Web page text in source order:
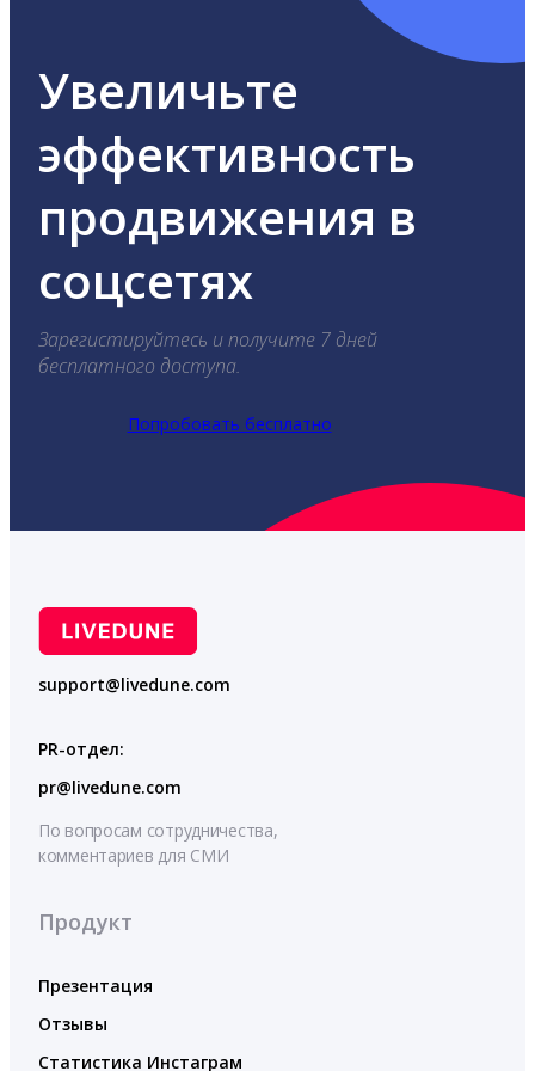
Увеличьте
эффективность
продвижения в
соцсетях
Зарегистируйтесь и получите 7 дней
бесплатного доступа.
Попробовать бесплатно
support@livedune.com
PR-отдел:
pr@livedune.com
По вопросам сотрудничества,
комментариев для СМИ
Продукт
Презентация
Отзывы
Статистика Инстаграм